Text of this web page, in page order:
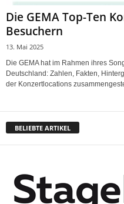
Die GEMA Top-Ten
Besuchern
13. Mai 2025
Die GEMA hat im Rahmen ihres
Deutschland: Zahlen, Fakten,
der Konzertlocations
BELIEBTE ARTIKEL